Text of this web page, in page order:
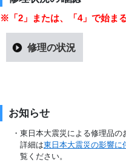
※「2」または、「4」で始ま
修理の状況
お知らせ
・東日本大震災による修理品
詳細は東日本大震災の影響に
覧ください。